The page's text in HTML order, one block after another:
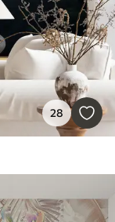
28